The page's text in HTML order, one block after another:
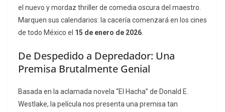
el nuevo y mordaz thriller de comedia oscura del maestro.
Marquen sus calendarios: la cacería comenzará en los cines
de todo México el 15 de enero de 2026
De Despedido a Depredador: Una
Premisa Brutalmente Genial
Basada en la aclamada novela “El Hacha” de Donald E.
Westlake, la película nos presenta una premisa tan